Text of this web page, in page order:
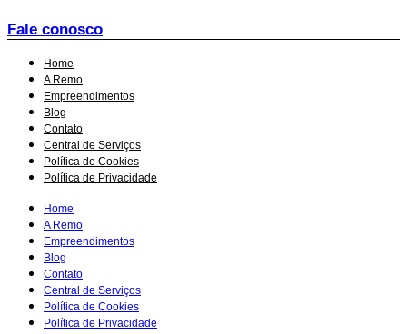
Fale conosco
Home
A Remo
Empreendimentos
Blog
Contato
Central de Serviços
Política de Cookies
Política de Privacidade
Home
A Remo
Empreendimentos
Blog
Contato
Central de Serviços
Política de Cookies
Política de Privacidade